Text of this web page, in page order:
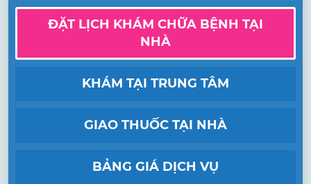
ĐẶT LỊCH KHÁM CHỮA BỆNH TẠI
NHÀ
KHÁM TẠI TRUNG TÂM
GIAO THUỐC TẠI NHÀ
BẢNG GIÁ DỊCH VỤ